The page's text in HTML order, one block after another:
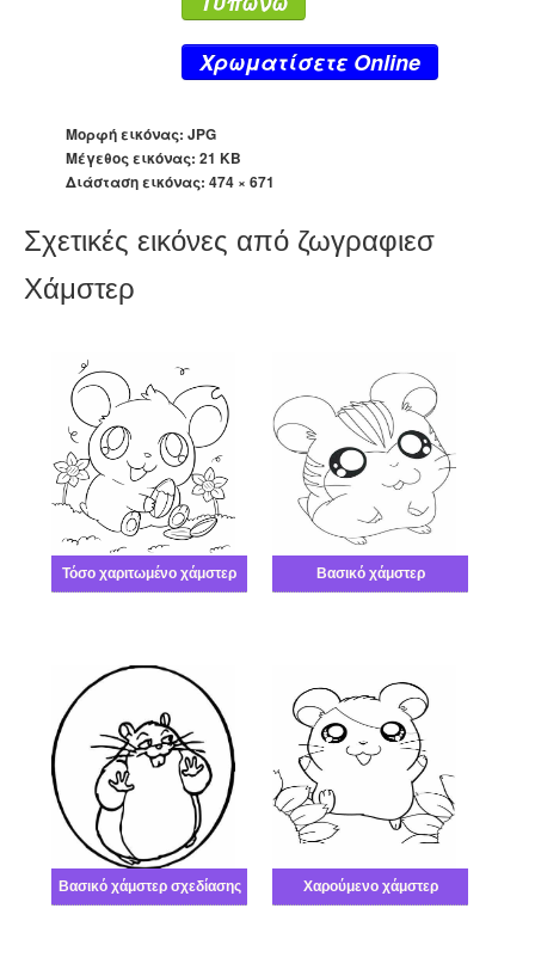
Xρωματίσετε Online
Μορφή εικόνας: JPG
Μέγεθος εικόνας: 21 KB
Διάσταση εικόνας: 474 × 671
Σχετικές εικόνες από ζωγραφιεσ
Χάμστερ
Τόσο χαριτωμένο χάμστερ Βασικό χάμστερ
Βασικό χάμστερ σχεδίασης Χαρούμενο χάμστερ